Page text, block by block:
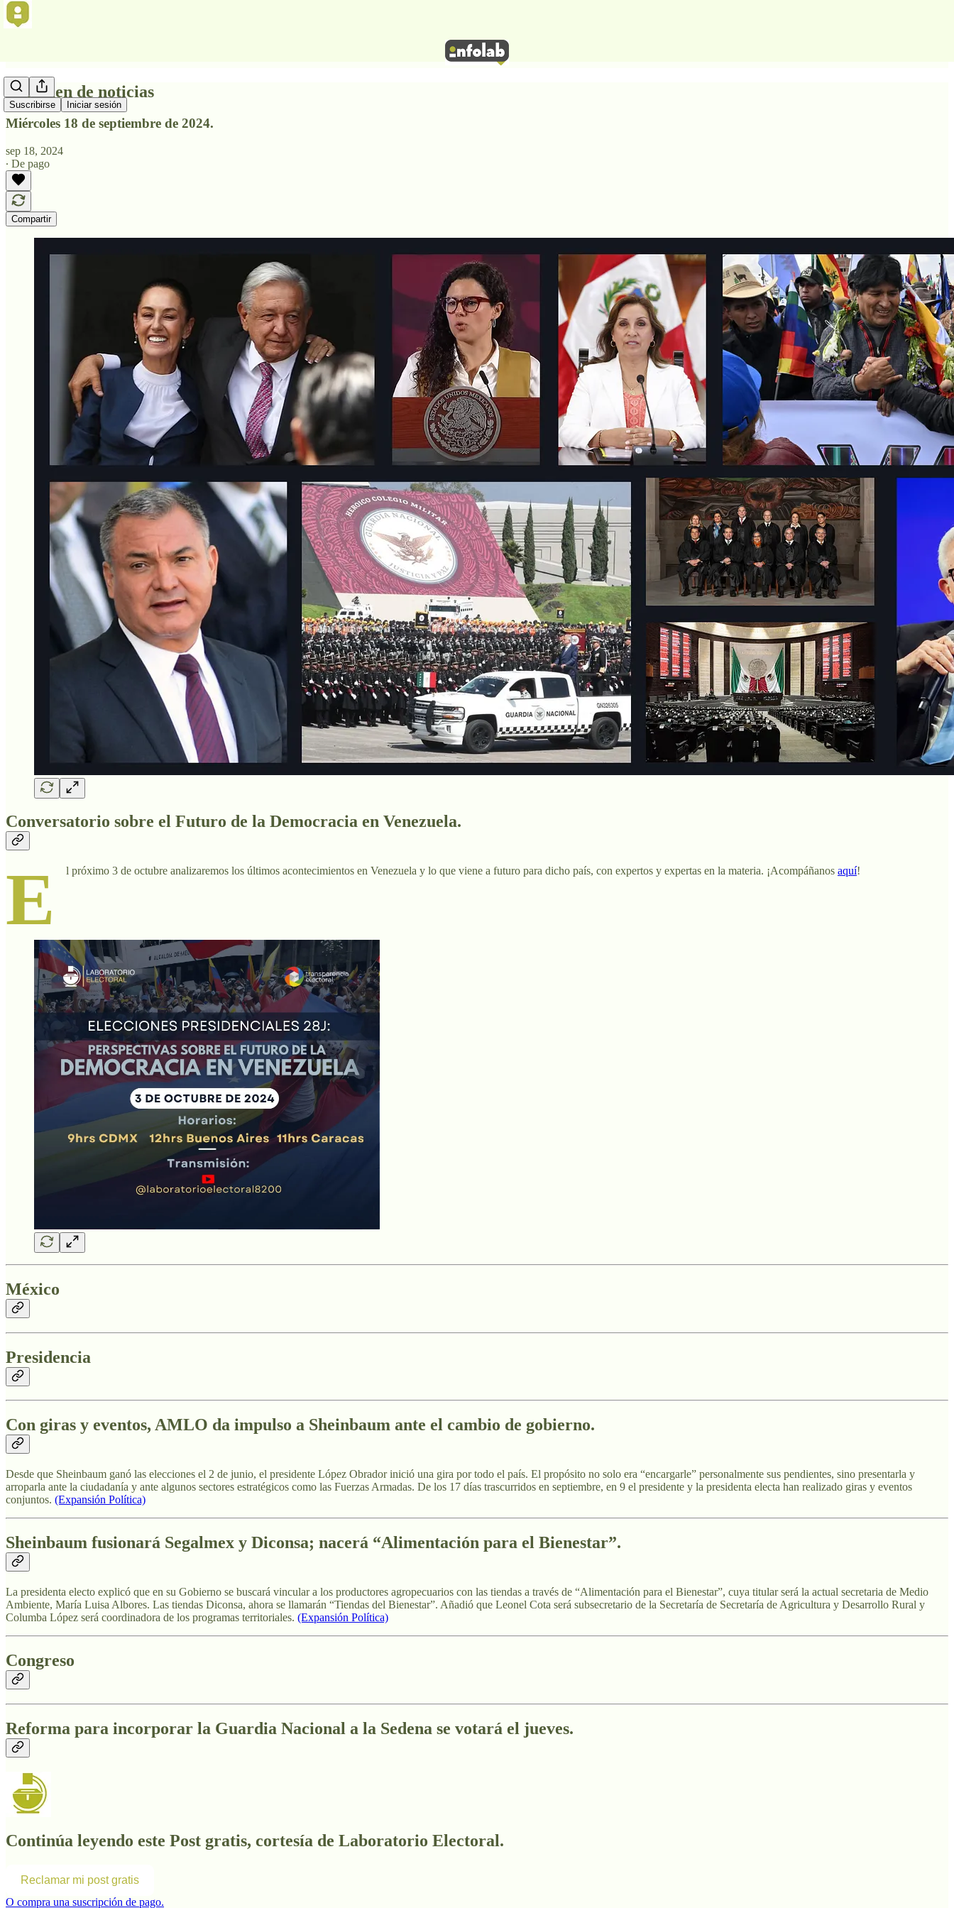
Suscribirse Iniciar sesión
Resumen de noticias
Miércoles 18 de septiembre de 2024.
sep 18, 2024
∙ De pago
Compartir
Conversatorio sobre el Futuro de la Democracia en Venezuela.
E l próximo 3 de octubre analizaremos los últimos acontecimientos en Venezuela y lo que viene a futuro para dicho país, con expertos y expertas en la materia. ¡Acompáñanos aquí!
México
Presidencia
Con giras y eventos, AMLO da impulso a Sheinbaum ante el cambio de gobierno.
Desde que Sheinbaum ganó las elecciones el 2 de junio, el presidente López Obrador inició una gira por todo el país. El propósito no solo era “encargarle” personalmente sus pendientes, sino presentarla y
arroparla ante la ciudadanía y ante algunos sectores estratégicos como las Fuerzas Armadas. De los 17 días trascurridos en septiembre, en 9 el presidente y la presidenta electa han realizado giras y eventos
conjuntos. (Expansión Política)
Sheinbaum fusionará Segalmex y Diconsa; nacerá “Alimentación para el Bienestar”.
La presidenta electo explicó que en su Gobierno se buscará vincular a los productores agropecuarios con las tiendas a través de “Alimentación para el Bienestar”, cuya titular será la actual secretaria de Medio
Ambiente, María Luisa Albores. Las tiendas Diconsa, ahora se llamarán “Tiendas del Bienestar”. Añadió que Leonel Cota será subsecretario de la Secretaría de Secretaría de Agricultura y Desarrollo Rural y
Columba López será coordinadora de los programas territoriales. (Expansión Política)
Congreso
Reforma para incorporar la Guardia Nacional a la Sedena se votará el jueves.
Continúa leyendo este Post gratis, cortesía de Laboratorio Electoral.
Reclamar mi post gratis
O compra una suscripción de pago.